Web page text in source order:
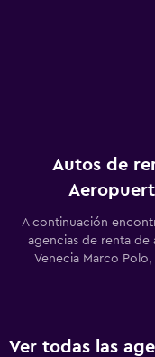
Autos de
A continuación
agencias de renta
Venecia Marco
Ver todas las